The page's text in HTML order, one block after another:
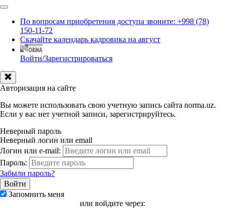
По вопросам приобретения доступа звоните: +998 (78)
150-11-72
Скачайте календарь кадровика на август
Войти/Зарегистрироваться
Авторизация на сайте
Вы можете использовать свою учетную запись сайта norma.uz.
Если у вас нет учетной записи, зарегистрируйтесь.
Неверный пароль
Неверный логин или email
Логин или e-mail:
Пароль:
Забыли пароль?
Запомнить меня
или войдите через: